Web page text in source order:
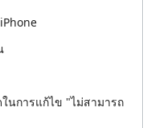
นการแก้ไข "ไม่สามารถ